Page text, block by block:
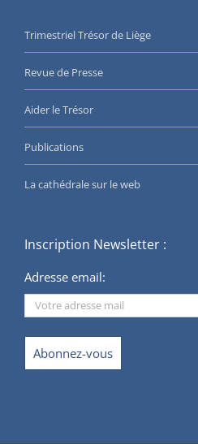
Trimestriel Trésor de Liège
Revue de Presse
Aider le Trésor
Publications
La cathédrale sur le web
Inscription Newsletter :
Adresse email: